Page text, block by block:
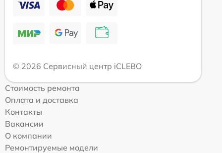
© 2026 Сервисный центр iCLEBO
Стоимость ремонта
Оплата и доставка
Контакты
Вакансии
О компании
Ремонтируемые модели